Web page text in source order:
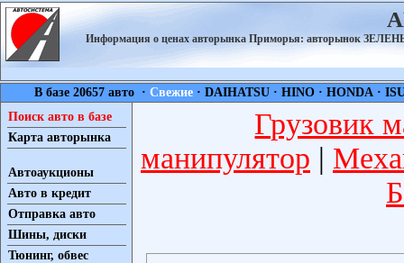
Информация о ценах авторынка Приморья: авторынок
В базе 20657 авто ·Свежие ·DAIHATSU ·HINO ·HONDA ·
Поиск авто в базе
Карта авторынка
Автоаукционы
Авто в кредит
Отправка авто
Шины, диски
Тюнинг, обвес
Грузовик
манипулятор |